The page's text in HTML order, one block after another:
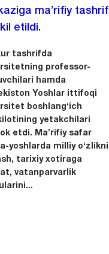
ma’rifiy tashrif
etildi.
tashrifda
professor-
hamda
Yoshlar ittifoqi
boshlang‘ich
yetakchilari
etdi. Ma’rifiy safar
yoshlarda milliy o‘zlikni
tarixiy xotiraga
vatanparvarlik